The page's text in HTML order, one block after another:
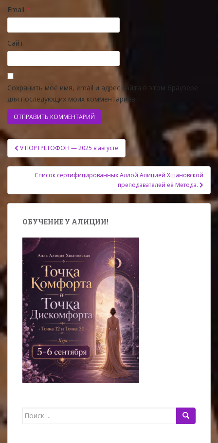
Email *
Сайт
Сохранить моё имя, email и адрес сайта в этом браузере
для последующих моих комментариев.
Навигация
по
записям
V ПОРТРЕТОФОН — 2025 в августе
Список сертифицированных Аллой Алицией Хшановской
преподавателей её Метода.
ОБУЧЕНИЕ У АЛИЦИИ!
Поиск